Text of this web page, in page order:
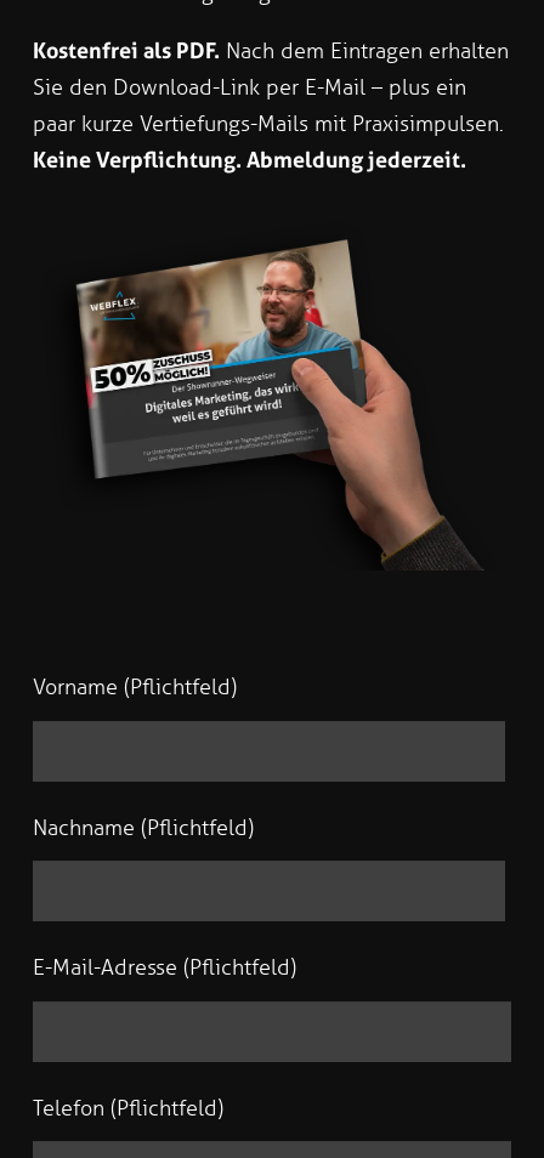
Kostenfrei als PDF. Nach dem Eintragen erhalten
Sie den Download-Link per E-Mail – plus ein
paar kurze Vertiefungs-Mails mit Praxisimpulsen.
Keine Verpflichtung. Abmeldung jederzeit.
Vorname (Pflichtfeld)
Nachname (Pflichtfeld)
E-Mail-Adresse (Pflichtfeld)
Telefon (Pflichtfeld)